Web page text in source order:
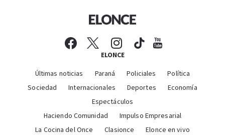
ELONCE
Últimas noticias Paraná Policiales
Política
Sociedad
Internacionales Deportes
Economía
Espectáculos
Haciendo Comunidad
Impulso Empresarial
La Cocina del Once
Clasionce Elonce en vivo